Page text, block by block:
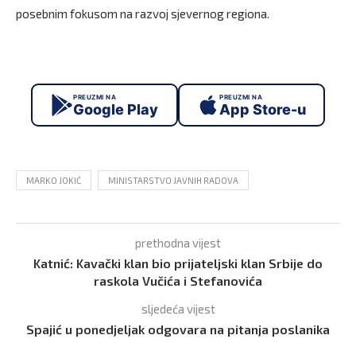
posebnim fokusom na razvoj sjevernog regiona.
PREUZMI NA
Google Play
PREUZMI NA
App Store-u
MARKO JOKIĆ MINISTARSTVO JAVNIH RADOVA
prethodna vijest
Katnić: Kavački klan bio prijateljski klan Srbije do
raskola Vučića i Stefanovića
sljedeća vijest
Spajić u ponedjeljak odgovara na pitanja poslanika